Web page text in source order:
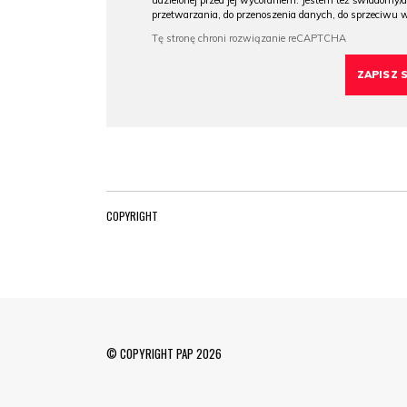
przetwarzania, do przenoszenia danych, do sprzeciwu
COPYRIGHT
© COPYRIGHT PAP 2026